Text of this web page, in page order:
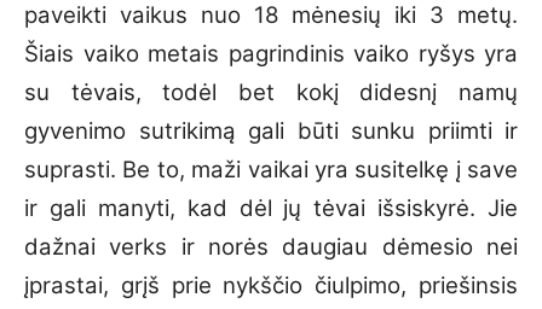
paveikti vaikus nuo 18 mėnesių iki 3 metų.
Šiais vaiko metais pagrindinis vaiko ryšys yra
su tėvais, todėl bet kokį didesnį namų
gyvenimo sutrikimą gali būti sunku priimti ir
suprasti. Be to, maži vaikai yra susitelkę į save
ir gali manyti, kad dėl jų tėvai išsiskyrė. Jie
dažnai verks ir norės daugiau dėmesio nei
įprastai, grįš prie nykščio čiulpimo, priešinsis